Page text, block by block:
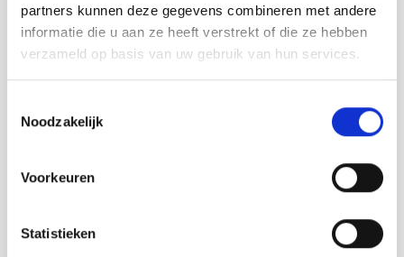
partners kunnen deze gegevens combineren met andere
informatie die u aan ze heeft verstrekt of die ze hebben
verzameld op basis van uw gebruik van hun services.
Noodzakelijk
Voorkeuren
Statistieken